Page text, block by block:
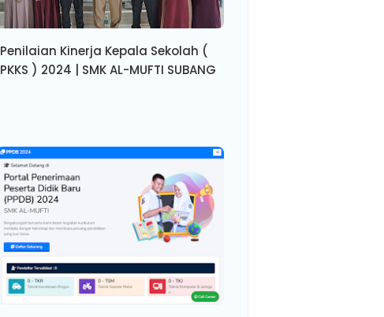
Penilaian Kinerja Kepala Sekolah (
PKKS ) 2024 | SMK AL-MUFTI SUBANG